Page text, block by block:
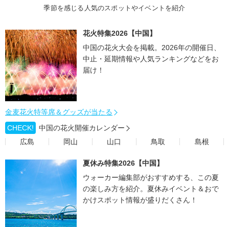
季節を感じる人気のスポットやイベントを紹介
花火特集2026【中国】
中国の花火大会を掲載。2026年の開催日、
中止・延期情報や人気ランキングなどをお
届け！
金麦花火特等席＆グッズが当たる
CHECK!
中国の花火開催カレンダー
広島
岡山 山口 鳥取 島根
夏休み特集2026【中国】
ウォーカー編集部がおすすめする、この夏
の楽しみ方を紹介。夏休みイベント＆おで
かけスポット情報が盛りだくさん！